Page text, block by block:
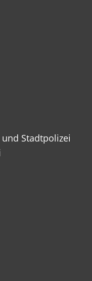
Stadtpolizei